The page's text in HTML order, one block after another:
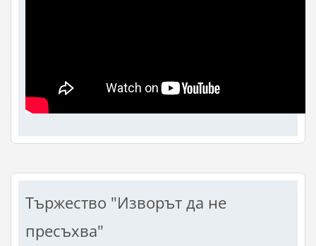
Тържество "Изворът да не
пресъхва"